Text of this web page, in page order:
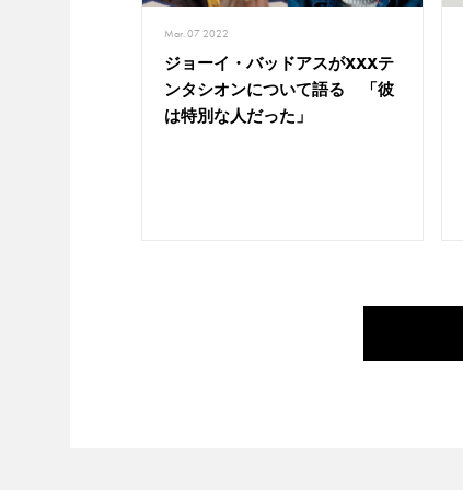
Mar. 07 2022
ジョーイ・バッドアスがXXXテ
ンタシオンについて語る 「彼
は特別な人だった」